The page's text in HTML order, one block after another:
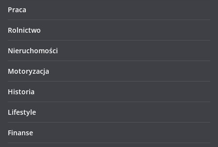
Praca
Rolnictwo
Nieruchomości
Motoryzacja
Historia
Lifestyle
Finanse